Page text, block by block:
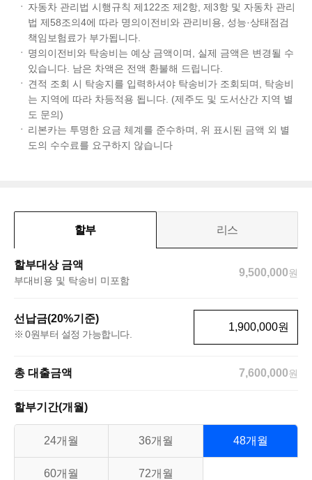
자동차 관리법 시행규칙 제122조 제2항, 제3항 및 자동차 관리
법 제58조의4에 따라 명의이전비와 관리비용, 성능·상태점검
책임보험료가 부가됩니다.
명의이전비와 탁송비는 예상 금액이며, 실제 금액은 변경될 수
있습니다. 남은 차액은 전액 환불해 드립니다.
견적 조회 시 탁송지를 입력하셔야 탁송비가 조회되며, 탁송비
는 지역에 따라 차등적용 됩니다. (제주도 및 도서산간 지역 별
도 문의)
리본카는 투명한 요금 체계를 준수하며, 위 표시된 금액 외 별
도의 수수료를 요구하지 않습니다
할부 리스
할부대상 금액
부대비용 및 탁송비 미포함
9,500,000원
선납금(20%기준)
0원부터 설정 가능합니다.
원
총 대출금액 7,600,000원
할부기간(개월)
24개월 36개월 48개월
60개월 72개월